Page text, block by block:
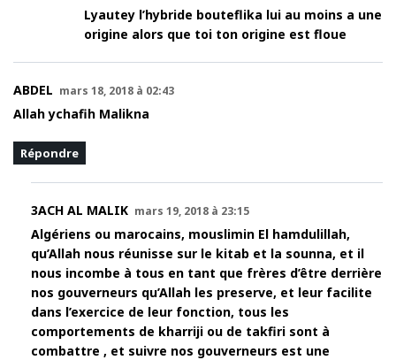
Lyautey l’hybride bouteflika lui au moins a une
origine alors que toi ton origine est floue
ABDEL mars 18, 2018 à 02:43
Allah ychafih Malikna
Répondre
3ACH AL MALIK mars 19, 2018 à 23:15
Algériens ou marocains, mouslimin El hamdulillah,
qu’Allah nous réunisse sur le kitab et la sounna, et il
nous incombe à tous en tant que frères d’être derrière
nos gouverneurs qu’Allah les preserve, et leur facilite
dans l’exercice de leur fonction, tous les
comportements de kharriji ou de takfiri sont à
combattre , et suivre nos gouverneurs est une